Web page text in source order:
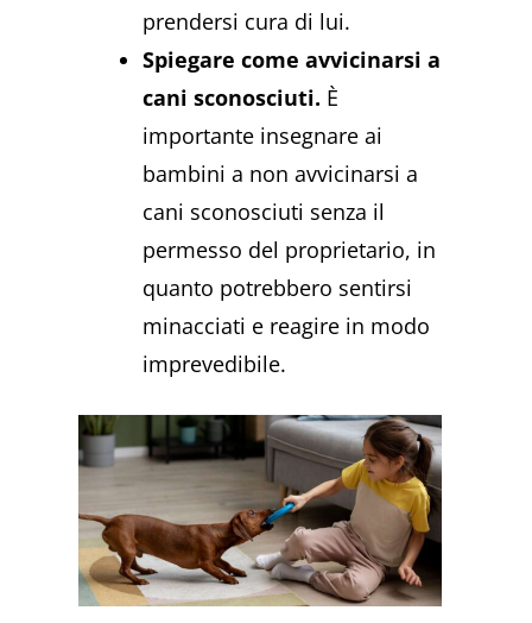
prendersi cura di lui.
Spiegare come avvicinarsi a
cani sconosciuti. È
importante insegnare ai
bambini a non avvicinarsi a
cani sconosciuti senza il
permesso del proprietario, in
quanto potrebbero sentirsi
minacciati e reagire in modo
imprevedibile.